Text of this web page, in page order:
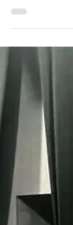
საზოგადოებას
წლის
ქართული
ღირსეულ
თაბუკაშვილს
მხეიძის
„იმედს“.
პროფესიული
ქორეოგრაფიის
წლების
ცეკვის ტ